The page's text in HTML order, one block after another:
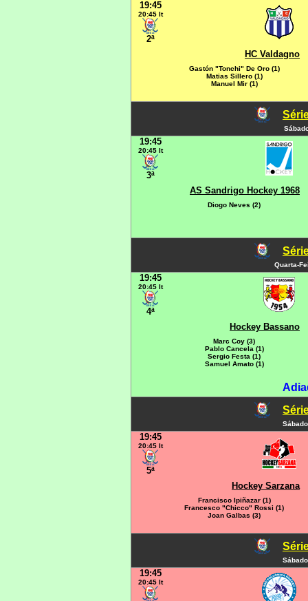
19:45
20:45 It
2ª
HC Valdagno
Gastón "Tonchi" De Oro (1)
Matias Sillero (1)
Manuel Mir (1)
19:45
20:45 It
3ª
AS Sandrigo Hockey 1968
Diogo Neves (2)
Quarta-
19:45
20:45 It
4ª
Hockey Bassano
Marc Coy (3)
Pablo Cancela (1)
Sergio Festa (1)
Samuel Amato (1)
19:45
20:45 It
5ª
Hockey Sarzana
Francisco Ipiñazar (1)
Francesco "Chicco" Rossi (1)
Joan Galbas (3)
19:45
20:45 It